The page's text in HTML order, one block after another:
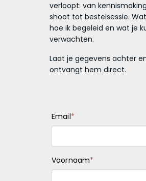
verloopt: van
shoot tot bestelsessie.
hoe ik begeleid en wat je
verwachten.
Laat je gegevens achter
ontvangt hem direct.